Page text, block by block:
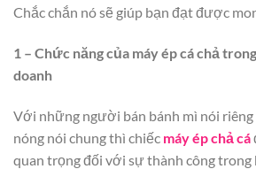
Chắc chắn nó sẽ giúp bạn đạt được
1 – Chức năng của máy ép cá chả
doanh
Với những người bán bánh mì nói riêng
nóng nói chung thì chiếc máy ép chả cá
quan trọng đối với sự thành công trong